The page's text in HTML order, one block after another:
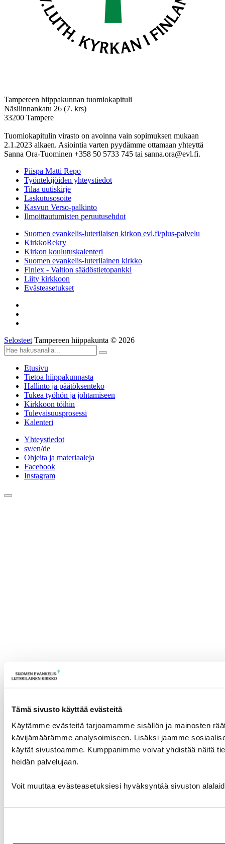
Tämä sivusto käyttää evästeitä
Käytämme evästeitä tarjoamamme sisällön ja mainosten
kävijämäärämme analysoimiseen. Lisäksi jaamme
käytät sivustoamme. Kumppanimme voivat yhdistää näitä
heidän palvelujaan.
Voit muuttaa evästeasetuksiesi hyväksyntää sivuston
Tampereen hiippakunnan tuomiokapituli
Näsilinnankatu 26 (7. krs)
33200 Tampere
Tuomiokapitulin virasto on avoinna vain sopimuksen mukaan
2.1.2023 alkaen. Asiointia varten pyydämme ottamaan yhteyttä
Sanna Ora-Tuominen +358 50 5733 745 tai sanna.ora@evl.fi.
Piispa Matti Repo
Työntekijöiden yhteystiedot
Tilaa uutiskirje
Laskutusosoite
Kasvun Verso-palkinto
Ilmoittautumisten peruutusehdot
Suomen evankelis-luterilaisen kirkon evl.fi/plus-palvelu
KirkkoRekry
Kirkon koulutuskalenteri
Suomen evankelis-luterilainen kirkko
Finlex - Valtion säädöstietopankki
Liity kirkkoon
Evästeasetukset
Selosteet Tampereen hiippakunta © 2026
Etusivu
Tietoa hiippakunnasta
Hallinto ja päätöksenteko
Tukea työhön ja johtamiseen
Kirkkoon töihin
Tulevaisuusprosessi
Kalenteri
Yhteystiedot
sv/en/de
Ohjeita ja materiaaleja
Facebook
Instagram